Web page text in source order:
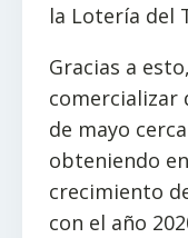
la Lotería del
Gracias a
comercializar
de mayo
obteniendo
crecimiento
con el año